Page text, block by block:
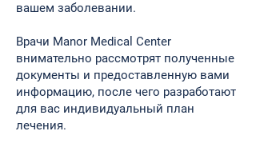
вашем заболевании.
Врачи Manor Medical Center
внимательно рассмотрят полученные
документы и предоставленную вами
информацию, после чего разработают
для вас индивидуальный план
лечения.